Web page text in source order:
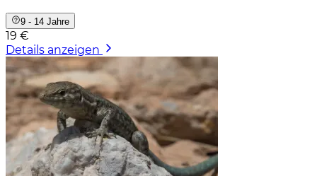
9 - 14 Jahre
19 €
Details anzeigen